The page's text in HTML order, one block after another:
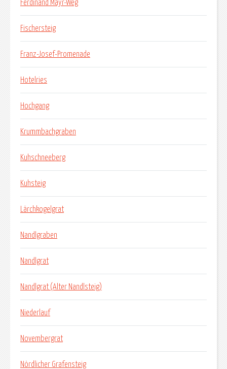
Ferdinand Mayr-Weg
Fischersteig
Franz-Josef-Promenade
Hotelries
Hochgang
Krummbachgraben
Kuhschneeberg
Kuhsteig
Lärchkogelgrat
Nandlgraben
Nandlgrat
Nandlgrat (Alter Nandlsteig)
Niederlauf
Novembergrat
Nördlicher Grafensteig